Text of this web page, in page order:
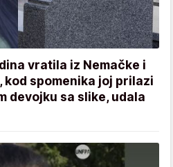
vratila iz Nemačke i
spomenika joj prilazi
devojku sa slike, udala